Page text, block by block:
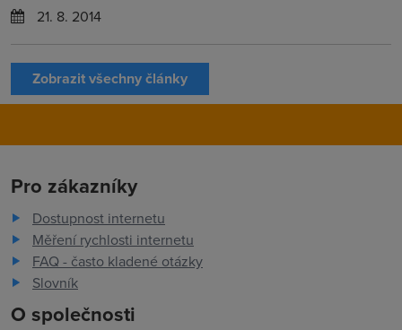
21. 8. 2014
Zobrazit všechny články
Pro zákazníky
Dostupnost internetu
Měření rychlosti internetu
FAQ - často kladené otázky
Slovník
O společnosti